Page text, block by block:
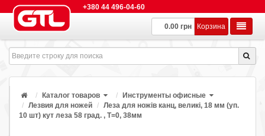
+380 44 496-04-60
0.00 грн Корзина
Каталог товаров
Инструменты офисные
Лезвия для ножей
Леза для ножів канц, великі, 18 мм (уп.
10 шт) кут леза 58 град. , Т=0, 38мм